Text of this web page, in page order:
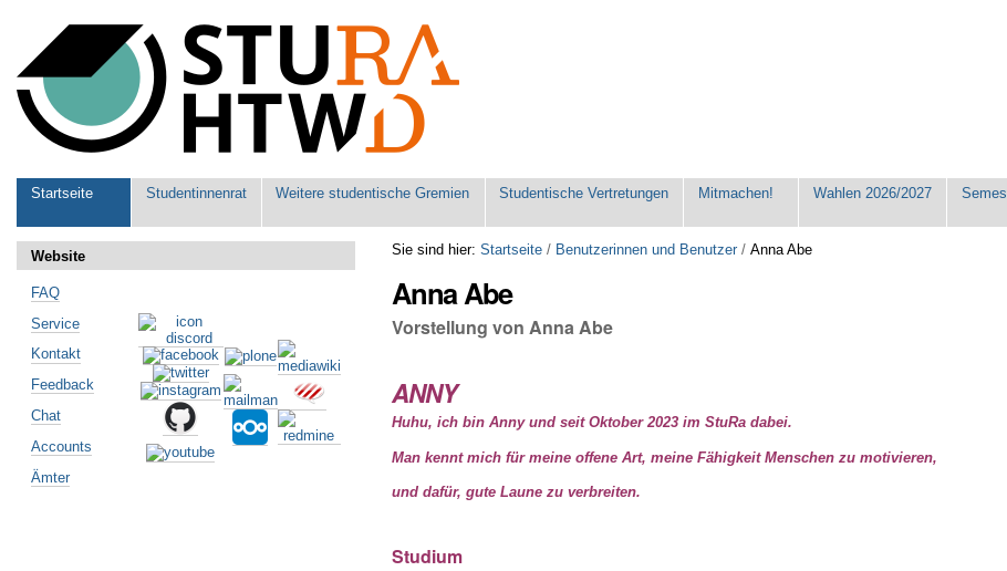
Werkzeuge
Sektionen
Startseite Studentinnenrat Weitere studentische Gremien Studentische Vertretungen Mitmachen! Wahlen 2026/2027
Sie sind hier: Startseite / Benutzerinnen und Benutzer /Anna Abe
Anna Abe
Vorstellung von Anna Abe
ANNY
Huhu, ich bin Anny und seit Oktober 2023 im StuRa dabei.
Man kennt mich für meine offene Art, meine Fähigkeit Menschen zu motivieren,
und dafür, gute Laune zu verbreiten.
Studium
Website
FAQ
Service
Kontakt
Feedback
Chat
Accounts
Ämter